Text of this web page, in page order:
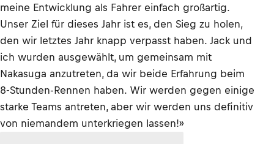
meine Entwicklung als Fahrer einfach großartig.
Unser Ziel für dieses Jahr ist es, den Sieg zu holen,
den wir letztes Jahr knapp verpasst haben. Jack und
ich wurden ausgewählt, um gemeinsam mit
Nakasuga anzutreten, da wir beide Erfahrung beim
8-Stunden-Rennen haben. Wir werden gegen einige
starke Teams antreten, aber wir werden uns definitiv
von niemandem unterkriegen lassen!»